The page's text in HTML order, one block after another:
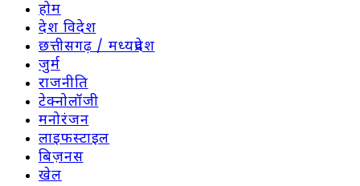
होम
देश विदेश
छत्तीसगढ़ / मध्यप्रदेश
जुर्म
राजनीति
टेक्नोलॉजी
मनोरंजन
लाइफस्टाइल
बिज़नस
खेल